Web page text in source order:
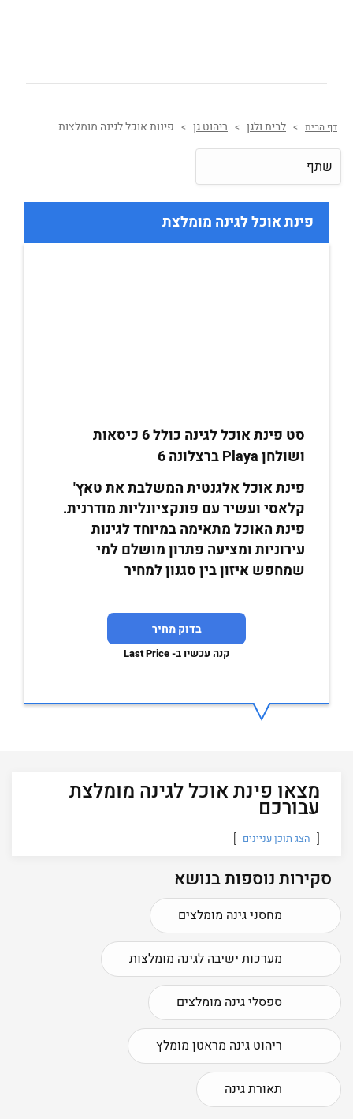
דף הבית > לבית ולגן > ריהוט גן > פינות אוכל לגינה מומלצות
שתף
פינת אוכל לגינה מומלצת
סט פינת אוכל לגינה כולל 6 כיסאות
ושולחן Playa ברצלונה 6
פינת אוכל אלגנטית המשלבת את טאץ'
קלאסי ועשיר עם פונקציונליות מודרנית.
פינת האוכל מתאימה במיוחד לגינות
עירוניות ומציעה פתרון מושלם למי
שמחפש איזון בין סגנון למחיר
בדוק מחיר
קנה עכשיו ב- Last Price
מצאו פינת אוכל לגינה מומלצת
עבורכם
הצג תוכן עניינים
סקירות נוספות בנושא
מחסני גינה מומלצים
מערכות ישיבה לגינה מומלצות
ספסלי גינה מומלצים
ריהוט גינה מראטן מומלץ
תאורת גינה